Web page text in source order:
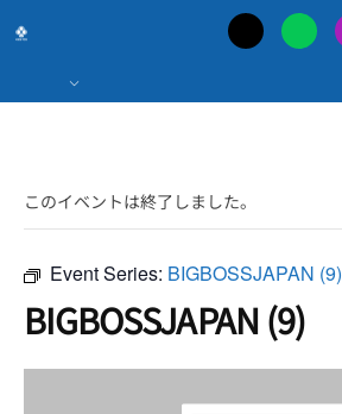
本
大
の
ポ
このイベントは終了しました。
Event Series: BIGBOSSJAPAN (9)
BIGBOSSJAPAN (9)